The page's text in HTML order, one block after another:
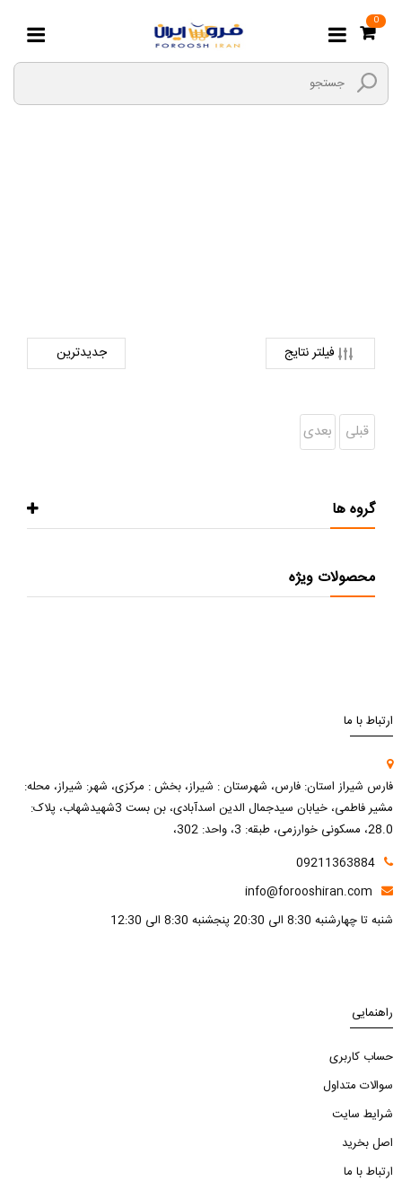
0
فیلتر نتایج
قبلی بعدی
گروه ها
محصولات ویژه
ارتباط با ما
فارس شیراز استان: فارس، شهرستان : شیراز، بخش : مرکزی، شهر: شیراز، محله:
مشیر فاطمی، خیابان سیدجمال الدین اسدآبادی، بن بست 3شهیدشهاب، پلاک:
28.0، مسکونی خوارزمی، طبقه: 3، واحد: 302،
09211363884
info@forooshiran.com
شنبه تا چهارشنبه 8:30 الی 20:30 پنجشنبه 8:30 الی 12:30
راهنمایی
حساب کاربری
سوالات متداول
شرایط سایت
اصل بخرید
ارتباط با ما